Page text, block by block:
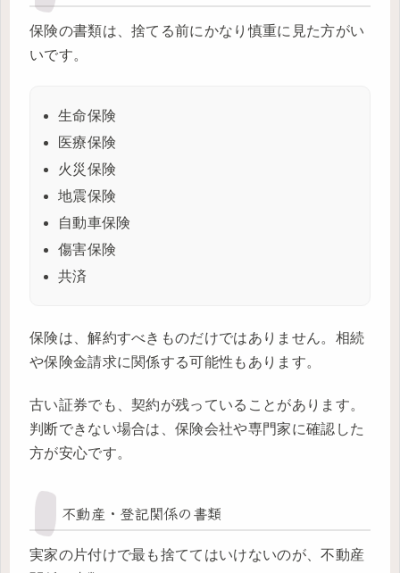
保険の書類は、捨てる前にかなり慎重に見た方がい
いです。
生命保険
医療保険
火災保険
地震保険
自動車保険
傷害保険
共済
保険は、解約すべきものだけではありません。相続
や保険金請求に関係する可能性もあります。
古い証券でも、契約が残っていることがあります。
判断できない場合は、保険会社や専門家に確認した
方が安心です。
不動産・登記関係の書類
実家の片付けで最も捨ててはいけないのが、不動産